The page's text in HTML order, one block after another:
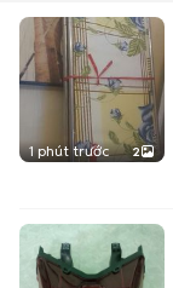
1 phút trước 2